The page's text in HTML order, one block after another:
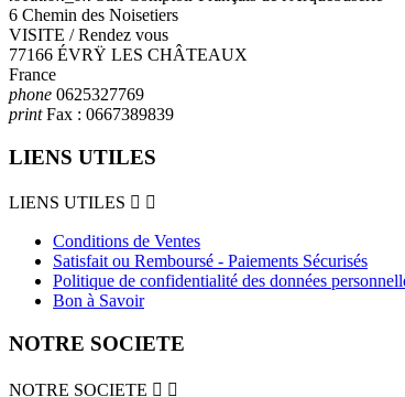
6 Chemin des Noisetiers
VISITE / Rendez vous
77166 ÉVRŸ LES CHÂTEAUX
France
phone 0625327769
printFax : 0667389839
LIENS UTILES
LIENS UTILES  
Conditions de Ventes
Satisfait ou Remboursé - Paiements Sécurisés
Politique de confidentialité des données
Bon à Savoir
NOTRE SOCIETE
NOTRE SOCIETE  